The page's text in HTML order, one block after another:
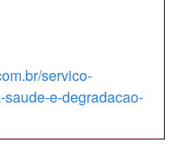
servico-
e-degradacao-